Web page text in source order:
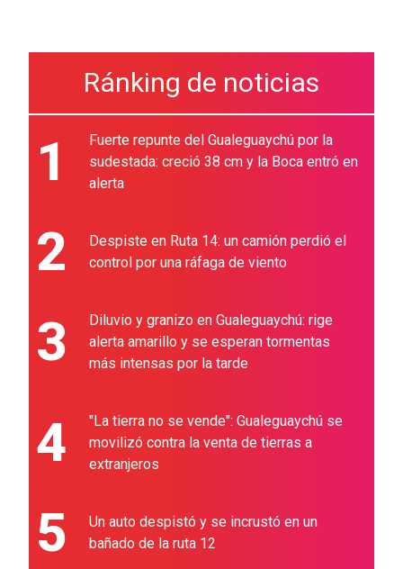
Ránking de noticias
1
Fuerte repunte del Gualeguaychú por la
sudestada: creció 38 cm y la Boca entró en
alerta
2
Despiste en Ruta 14: un camión perdió el
control por una ráfaga de viento
3
Diluvio y granizo en Gualeguaychú: rige
alerta amarillo y se esperan tormentas
más intensas por la tarde
4
"La tierra no se vende": Gualeguaychú se
movilizó contra la venta de tierras a
extranjeros
5
Un auto despistó y se incrustó en un
bañado de la ruta 12